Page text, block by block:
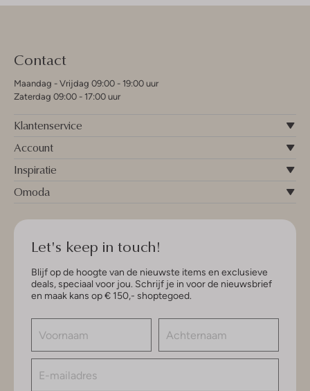
Contact
Maandag - Vrijdag 09:00 - 19:00 uur
Zaterdag 09:00 - 17:00 uur
Klantenservice
Account
Inspiratie
Omoda
Let's keep in touch!
Blijf op de hoogte van de nieuwste items en exclusieve
deals, speciaal voor jou. Schrijf je in voor de nieuwsbrief
en maak kans op € 150,- shoptegoed.